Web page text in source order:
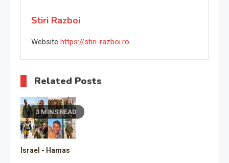
Stiri Razboi
Website https://stiri-razboi.ro
Related Posts
3 MINS READ
Israel - Hamas